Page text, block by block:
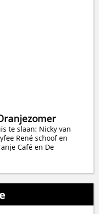
te slaan: Nicky van
René schoof en
Café en De